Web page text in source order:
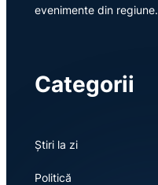
evenimente din regiune.
Categorii
Știri la zi
Politică